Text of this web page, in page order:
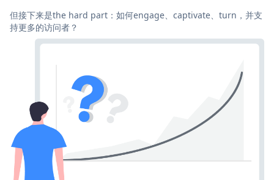
但接下来是the hard part：如何engage、captivate、turn，并支
持更多的访问者？